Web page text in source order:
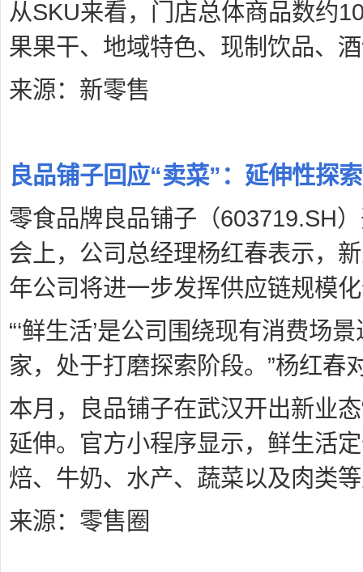
从SKU来看，门店总体商品数约
果果干、地域特色、现制饮品、
来源：新零售
良品铺子回应“卖菜”：延伸性探
零食品牌良品铺子（603719.SH
会上，公司总经理杨红春表示，
年公司将进一步发挥供应链规模
“‘鲜生活’是公司围绕现有消费场
家，处于打磨探索阶段。”杨红春
本月，良品铺子在武汉开出新业
延伸。官方小程序显示，鲜生活
焙、牛奶、水产、蔬菜以及肉类
来源：零售圈